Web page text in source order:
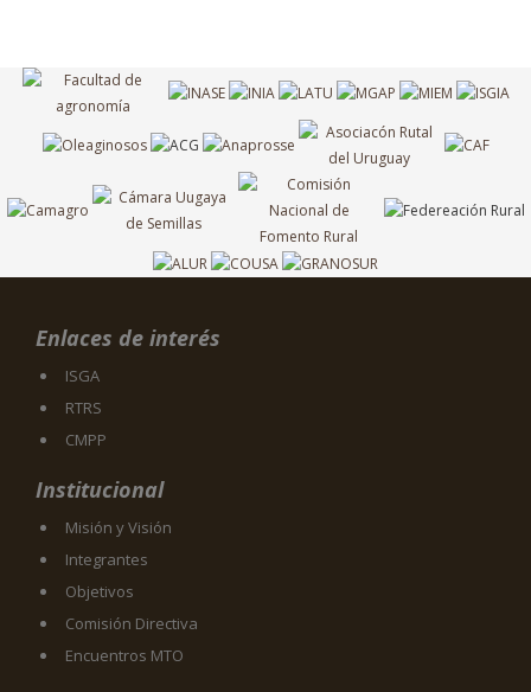
Enlaces de interés
ISGA
RTRS
CMPP
Institucional
Misión y Visión
Integrantes
Objetivos
Comisión Directiva
Encuentros MTO